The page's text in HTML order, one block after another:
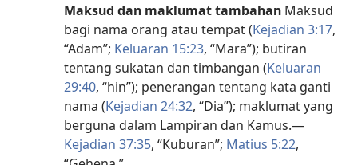
Maksud dan maklumat tambahan Maksud
bagi nama orang atau tempat (Kejadian 3:17,
“Adam”; Keluaran 15:23, “Mara”); butiran
tentang sukatan dan timbangan (Keluaran
29:40, “hin”); penerangan tentang kata ganti
nama (Kejadian 24:32, “Dia”); maklumat yang
berguna dalam Lampiran dan Kamus.—
Kejadian 37:35, “Kuburan”; Matius 5:22,